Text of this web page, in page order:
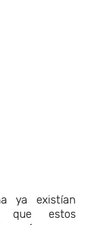
ya existían
que estos